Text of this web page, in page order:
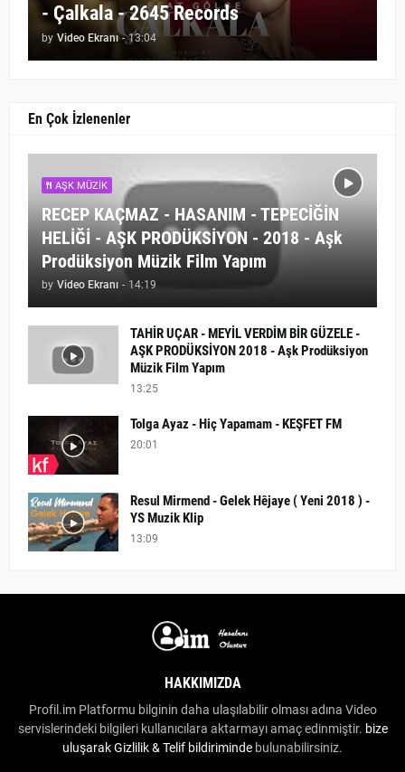
- Çalkala - 2645 Records
by Video Ekranı - 13:04
En Çok İzlenenler
AŞK MÜZIK
RECEP KAÇMAZ - HASANIM - TEPECİĞİN
HELİĞİ - AŞK PRODÜKSİYON - 2018 - Aşk
Prodüksiyon Müzik Film Yapım
by Video Ekranı - 14:19
TAHİR UÇAR - MEYİL VERDİM BİR GÜZELE -
AŞK PRODÜKSİYON 2018 - Aşk Prodüksiyon
Müzik Film Yapım
13:25
Tolga Ayaz - Hiç Yapamam - KEŞFET FM
20:01
Resul Mirmend - Gelek Hêjaye ( Yeni 2018 ) -
YS Muzik Klip
13:09
HAKKIMIZDA
Profil.im Platformu bilginin daha ulaşılabilir olması adına Video
servislerindeki bilgileri kullanıcılara aktarmayı amaç edinmiştir. bize
uluşarakGizlilik & Telif bildiriminde bulunabilirsiniz.